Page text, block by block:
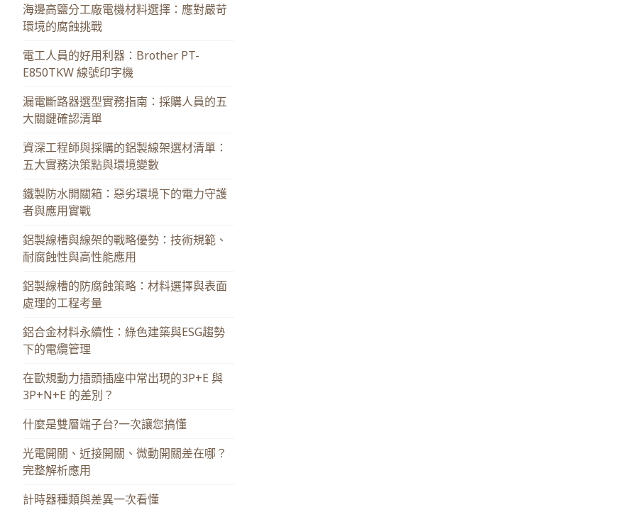
海邊高鹽分工廠電機材料選擇：應對嚴苛
環境的腐蝕挑戰
電工人員的好用利器：Brother PT-
E850TKW 線號印字機
漏電斷路器選型實務指南：採購人員的五
大關鍵確認清單
資深工程師與採購的鋁製線架選材清單：
五大實務決策點與環境變數
鐵製防水開關箱：惡劣環境下的電力守護
者與應用實戰
鋁製線槽與線架的戰略優勢：技術規範、
耐腐蝕性與高性能應用
鋁製線槽的防腐蝕策略：材料選擇與表面
處理的工程考量
鋁合金材料永續性：綠色建築與ESG趨勢
下的電纜管理
在歐規動力插頭插座中常出現的3P+E 與
3P+N+E 的差別？
什麼是雙層端子台?一次讓您搞懂
光電開關、近接開關、微動開關差在哪？
完整解析應用
計時器種類與差異一次看懂